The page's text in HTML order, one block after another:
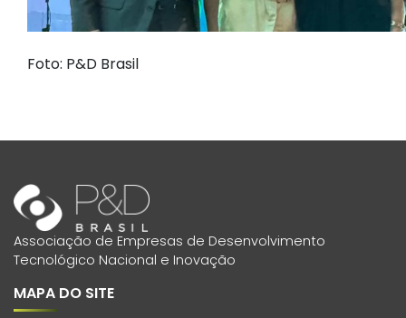
Foto: P&D Brasil
Associação de Empresas de Desenvolvimento
Tecnológico Nacional e Inovação
MAPA DO SITE